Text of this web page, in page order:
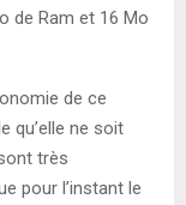
de Ram et 16 Mo
de ce
qu’elle ne soit
très
pour l’instant le